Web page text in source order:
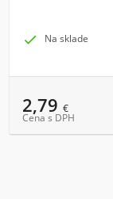
 Na sklade
2,79 €
Cena s DPH